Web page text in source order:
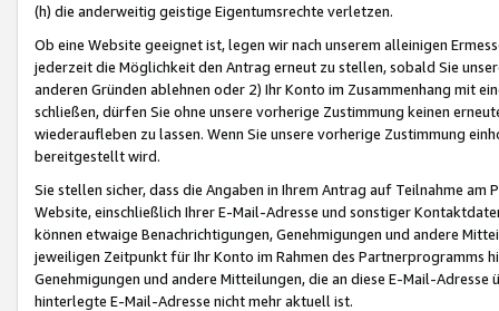
(h) die anderweitig geistige Eigentumsrechte verletzen.
Ob eine Website geeignet ist, legen wir nach unserem alleinigen
jederzeit die Möglichkeit den Antrag erneut zu stellen, sobald Sie
anderen Gründen ablehnen oder 2) Ihr Konto im Zusammenhang mit
schließen, dürfen Sie ohne unsere vorherige Zustimmung keinen
wiederaufleben zu lassen. Wenn Sie unsere vorherige Zustimmung
bereitgestellt wird.
Sie stellen sicher, dass die Angaben in Ihrem Antrag auf Teilnahme
Website, einschließlich Ihrer E-Mail-Adresse und sonstiger
können etwaige Benachrichtigungen, Genehmigungen und andere
jeweiligen Zeitpunkt für Ihr Konto im Rahmen des Partnerprogramms
Genehmigungen und andere Mitteilungen, die an diese E-Mail-
hinterlegte E-Mail-Adresse nicht mehr aktuell ist.